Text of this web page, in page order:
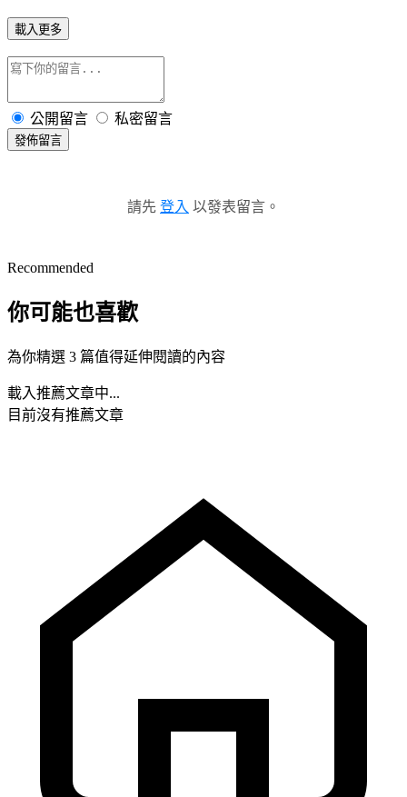
載入更多
公開留言 私密留言
發佈留言
請先 登入 以發表留言。
Recommended
你可能也喜歡
為你精選 3 篇值得延伸閱讀的內容
載入推薦文章中...
目前沒有推薦文章